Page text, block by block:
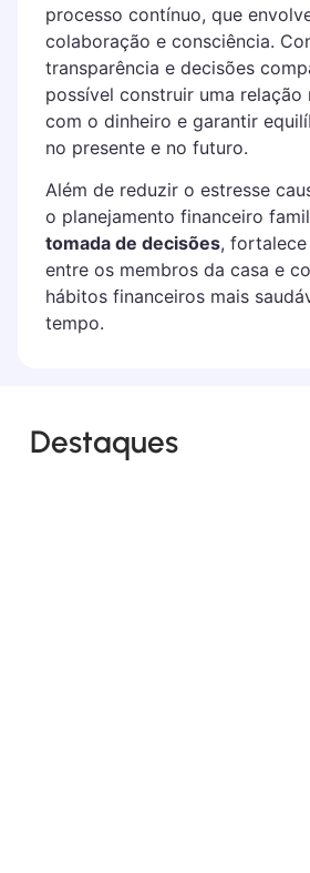
processo contínuo, que
colaboração e consciência.
transparência e decisões
possível construir uma relação
com o dinheiro e garantir
no presente e no futuro.
Além de reduzir o estresse
o planejamento financeiro
tomada de decisões,
entre os membros da casa e
hábitos financeiros mais
tempo.
Destaques